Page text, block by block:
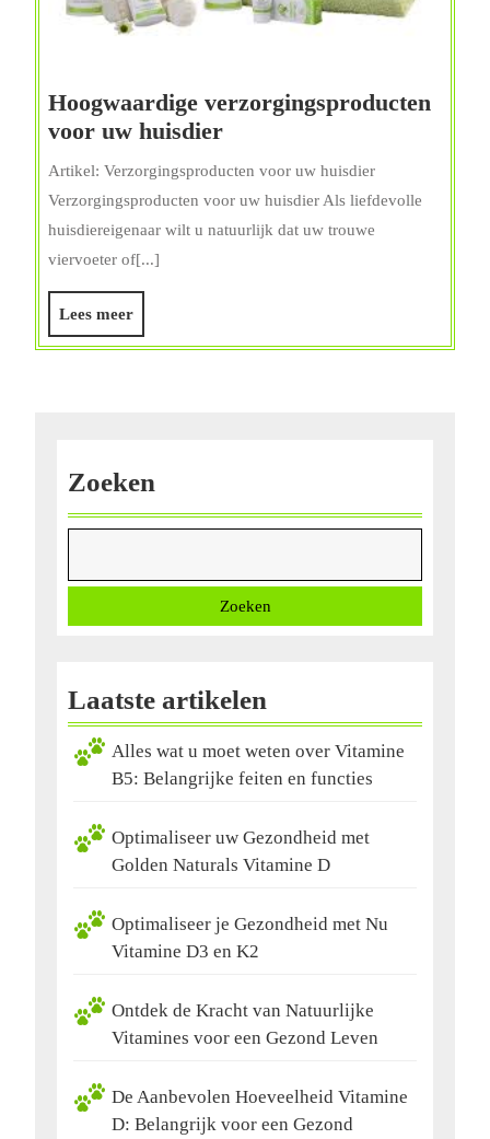
Hoogwaardige verzorgingsproducten
voor uw huisdierHoogwaardige
uw
huisdier
Artikel: Verzorgingsproducten voor uw huisdier
Verzorgingsproducten voor uw huisdier Als liefdevolle
huisdiereigenaar wilt u natuurlijk dat uw trouwe
viervoeter of[...]
Lees meerLees
meer
Zoeken
Zoeken
Laatste artikelen
Alles wat u moet weten over Vitamine
B5: Belangrijke feiten en functies
Optimaliseer uw Gezondheid met
Golden Naturals Vitamine D
Optimaliseer je Gezondheid met Nu
Vitamine D3 en K2
Ontdek de Kracht van Natuurlijke
Vitamines voor een Gezond Leven
De Aanbevolen Hoeveelheid Vitamine
D: Belangrijk voor een Gezond